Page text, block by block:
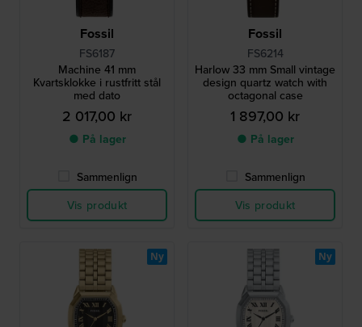
Fossil
FS6187
Machine 41 mm
Kvartsklokke i rustfritt stål
med dato
2 017,00 kr
● På lager
Sammenlign
Vis produkt
Fossil
FS6214
Harlow 33 mm Small vintage
design quartz watch with
octagonal case
1 897,00 kr
● På lager
Sammenlign
Vis produkt
Ny Ny